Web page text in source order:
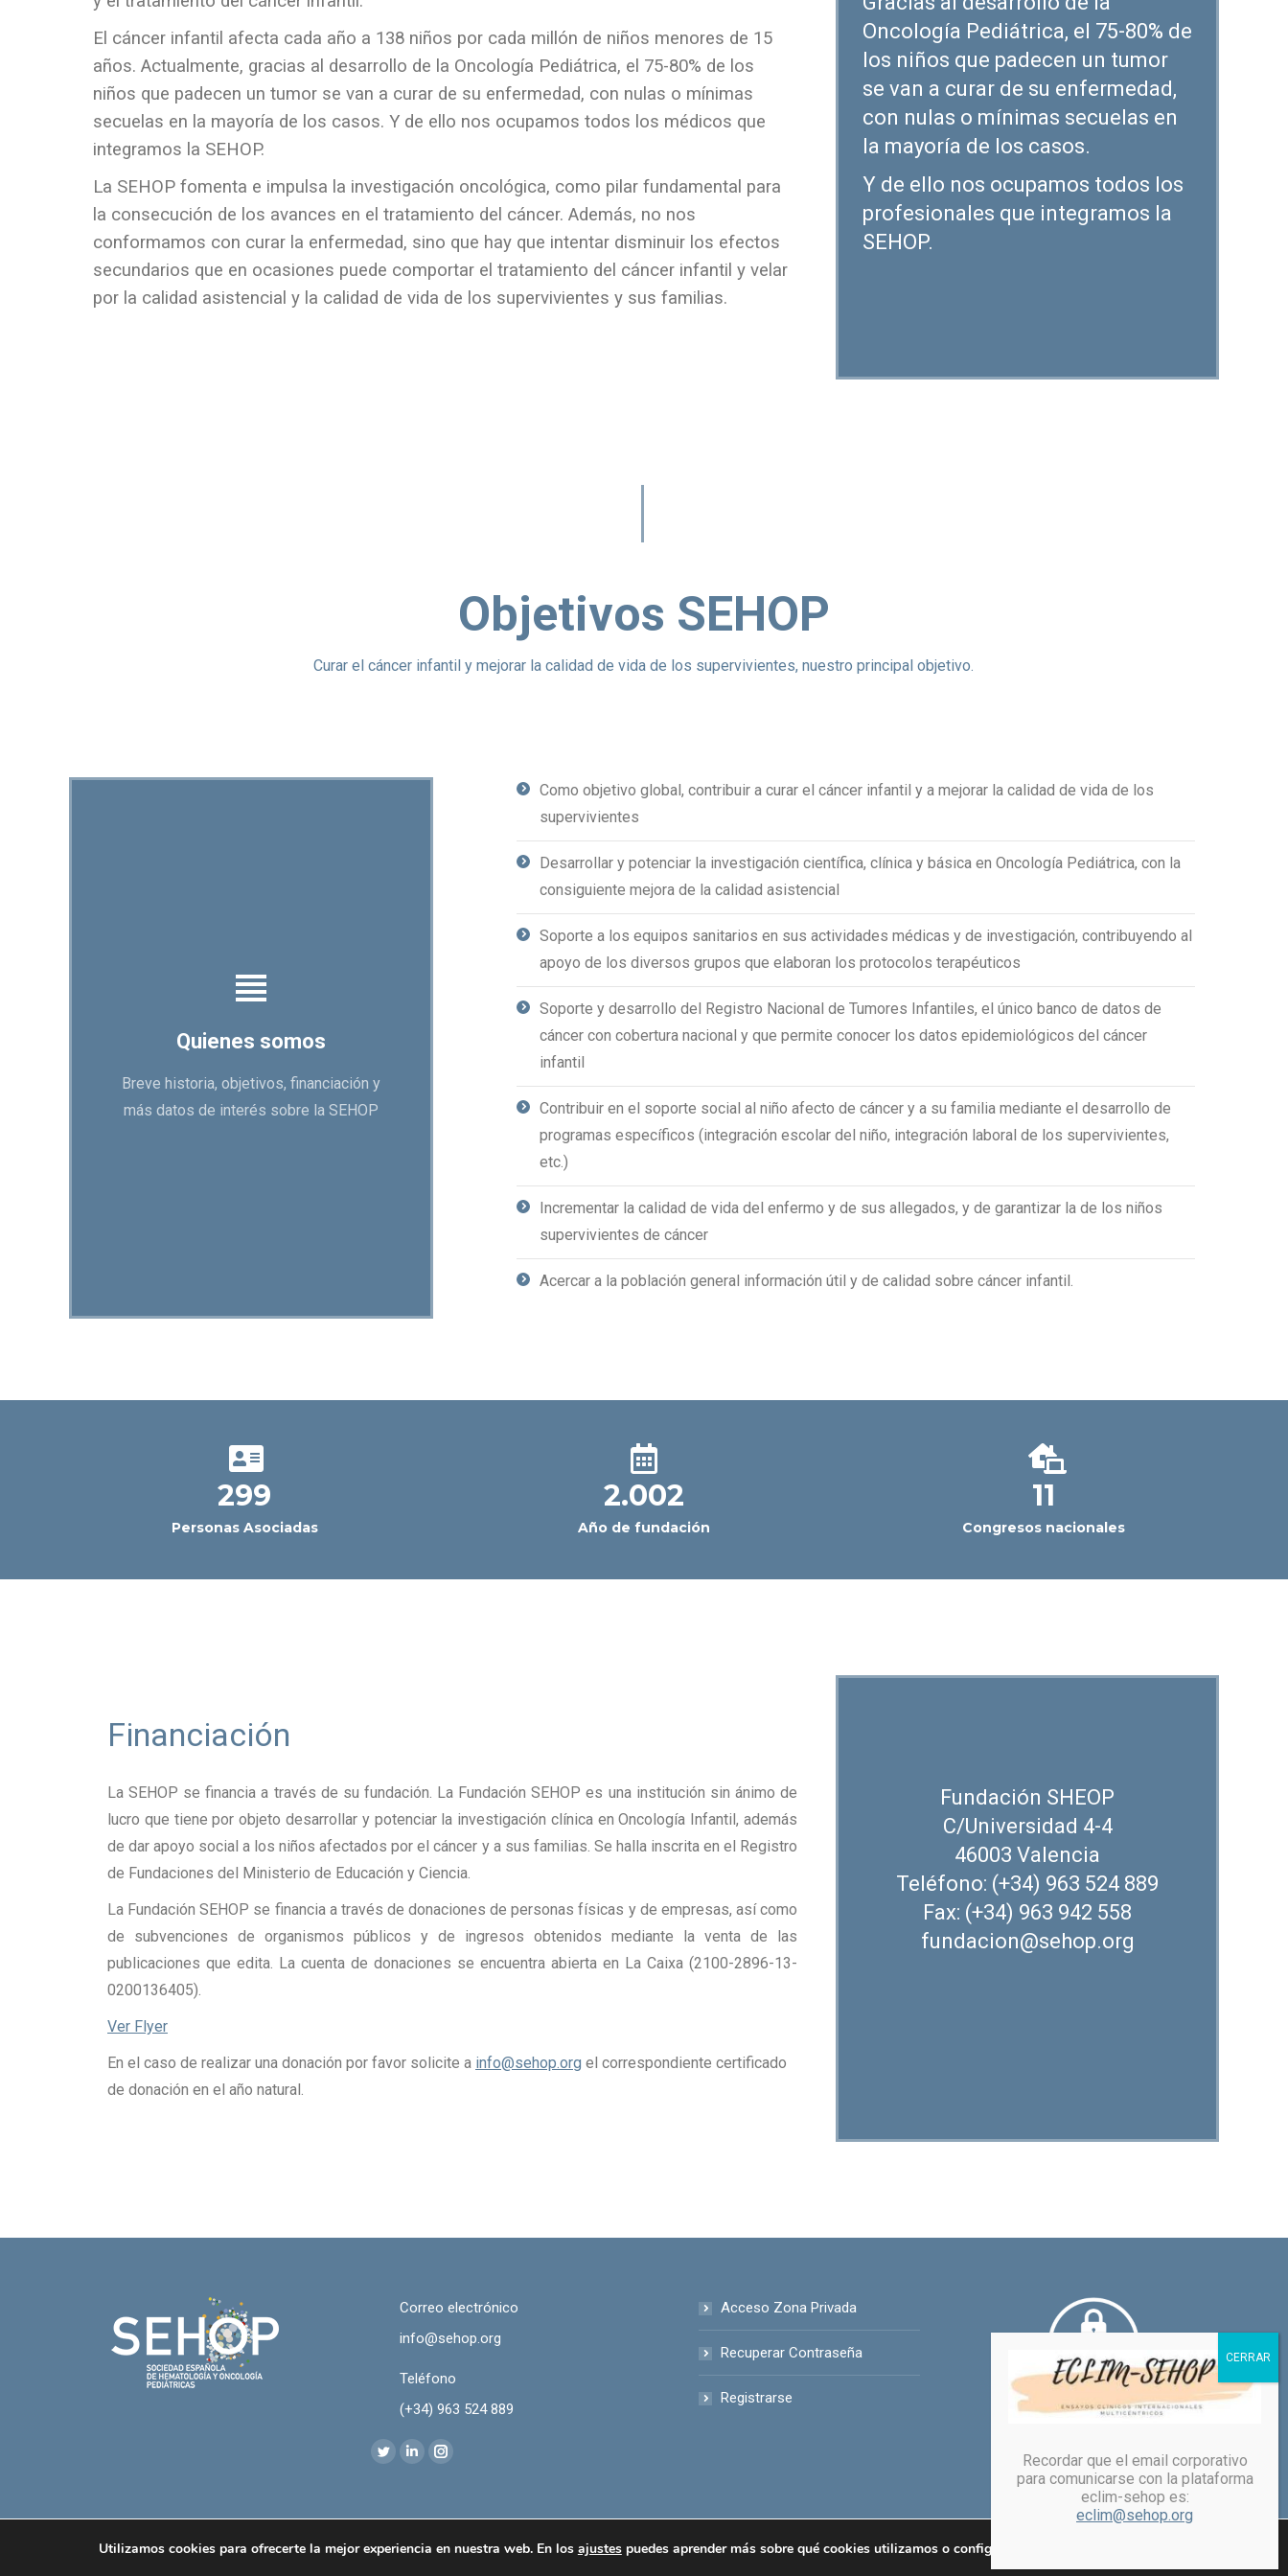
El cáncer infantil afecta cada año a 138 niños por cada millón de niños menores de 15
años. Actualmente, gracias al desarrollo de la Oncología Pediátrica, el 75-80% de los
niños que padecen un tumor se van a curar de su enfermedad, con nulas o mínimas
secuelas en la mayoría de los casos. Y de ello nos ocupamos todos los médicos que
integramos la SEHOP.
La SEHOP fomenta e impulsa la investigación oncológica, como pilar fundamental para
la consecución de los avances en el tratamiento del cáncer. Además, no nos
conformamos con curar la enfermedad, sino que hay que intentar disminuir los efectos
secundarios que en ocasiones puede comportar el tratamiento del cáncer infantil y velar
por la calidad asistencial y la calidad de vida de los supervivientes y sus familias.
Oncología Pediátrica, el 75-80% de
los niños que padecen un tumor
se van a curar de su enfermedad,
con nulas o mínimas secuelas en
la mayoría de los casos.
Y de ello nos ocupamos todos los
profesionales que integramos la
SEHOP.
Objetivos SEHOP
Curar el cáncer infantil y mejorar la calidad de vida de los supervivientes, nuestro principal objetivo.
Quienes somos
Breve historia, objetivos, financiación y
más datos de interés sobre la SEHOP
Como objetivo global, contribuir a curar el cáncer infantil y a mejorar la calidad de vida de los
supervivientes
Desarrollar y potenciar la investigación científica, clínica y básica en Oncología Pediátrica, con la
consiguiente mejora de la calidad asistencial
Soporte a los equipos sanitarios en sus actividades médicas y de investigación, contribuyendo al
apoyo de los diversos grupos que elaboran los protocolos terapéuticos
Soporte y desarrollo del Registro Nacional de Tumores Infantiles, el único banco de datos de
cáncer con cobertura nacional y que permite conocer los datos epidemiológicos del cáncer
infantil
Contribuir en el soporte social al niño afecto de cáncer y a su familia mediante el desarrollo de
programas específicos (integración escolar del niño, integración laboral de los supervivientes,
etc.)
Incrementar la calidad de vida del enfermo y de sus allegados, y de garantizar la de los niños
supervivientes de cáncer
Acercar a la población general información útil y de calidad sobre cáncer infantil.
300
Personas Asociadas
2.007
Año de fundación
11
Congresos nacionales
Financiación
La SEHOP se financia a través de su fundación. La Fundación SEHOP es una institución sin ánimo de
lucro que tiene por objeto desarrollar y potenciar la investigación clínica en Oncología Infantil, además
de dar apoyo social a los niños afectados por el cáncer y a sus familias. Se halla inscrita en el Registro
de Fundaciones del Ministerio de Educación y Ciencia.
La Fundación SEHOP se financia a través de donaciones de personas físicas y de empresas, así como
de subvenciones de organismos públicos y de ingresos obtenidos mediante la venta de las
publicaciones que edita. La cuenta de donaciones se encuentra abierta en La Caixa (2100-2896-13-
0200136405).
Ver Flyer
En el caso de realizar una donación por favor solicite a info@sehop.org el correspondiente certificado
de donación en el año natural.
Fundación SHEOP
C/Universidad 4-4
46003 Valencia
Teléfono: (+34) 963 524 889
Fax: (+34) 963 942 558
fundacion@sehop.org
Correo electrónico
info@sehop.org
Teléfono
(+34) 963 524 889
Encuéntranos en:
TwitterLinkedinInstagram
Acceso Zona Privada
Recuperar Contraseña
Registrarse
© SEHOP - Sociedad Española de Hematología y Oncología Pediatricas.
Política de protección de datos
Recordar que el email corporativo
para comunicarse con la plataforma
eclim-sehop es:
eclim@sehop.org
Utilizamos cookies para ofrecerte la mejor experiencia en nuestra web. En los ajustespuedes aprender más sobre qué cookies utilizamos o configurarlas.